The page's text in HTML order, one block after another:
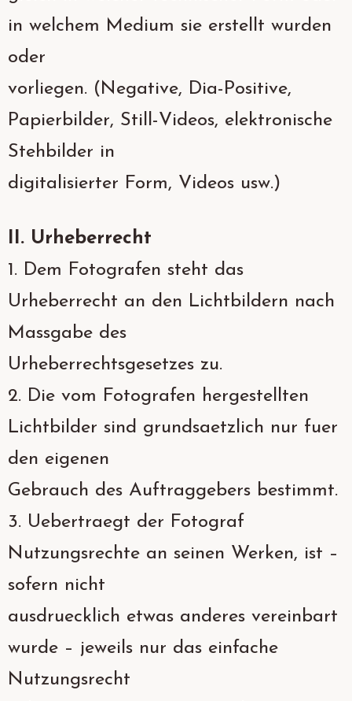
in welchem Medium sie erstellt wurden
oder
vorliegen. (Negative, Dia-Positive,
Papierbilder, Still-Videos, elektronische
Stehbilder in
digitalisierter Form, Videos usw.)
II. Urheberrecht
1. Dem Fotografen steht das
Urheberrecht an den Lichtbildern nach
Massgabe des
Urheberrechtsgesetzes zu.
2. Die vom Fotografen hergestellten
Lichtbilder sind grundsaetzlich nur fuer
den eigenen
Gebrauch des Auftraggebers bestimmt.
3. Uebertraegt der Fotograf
Nutzungsrechte an seinen Werken, ist –
sofern nicht
ausdruecklich etwas anderes vereinbart
wurde – jeweils nur das einfache
Nutzungsrecht